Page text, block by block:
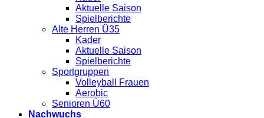
Aktuelle Saison
Spielberichte
Alte Herren Ü35
Kader
Aktuelle Saison
Spielberichte
Sportgruppen
Volleyball Frauen
Aerobic
Senioren Ü60
Nachwuchs